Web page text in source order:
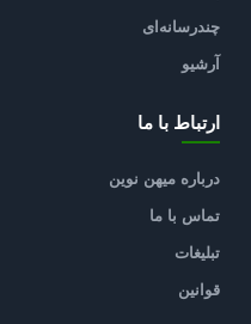
چندرسانه‌ای
آرشیو
ارتباط با ما
درباره میهن نوین
تماس با ما
تبلیغات
قوانین